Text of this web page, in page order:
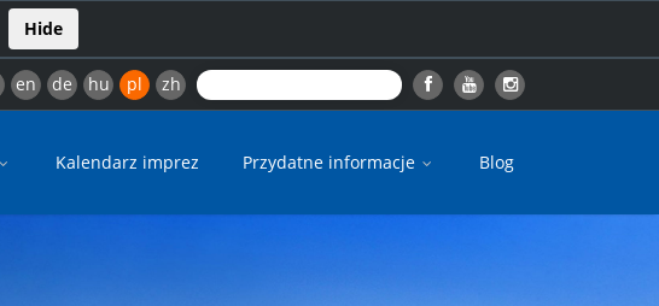
Hide
en de hu pl zh
Kalendarz imprez Przydatne informacje Blog